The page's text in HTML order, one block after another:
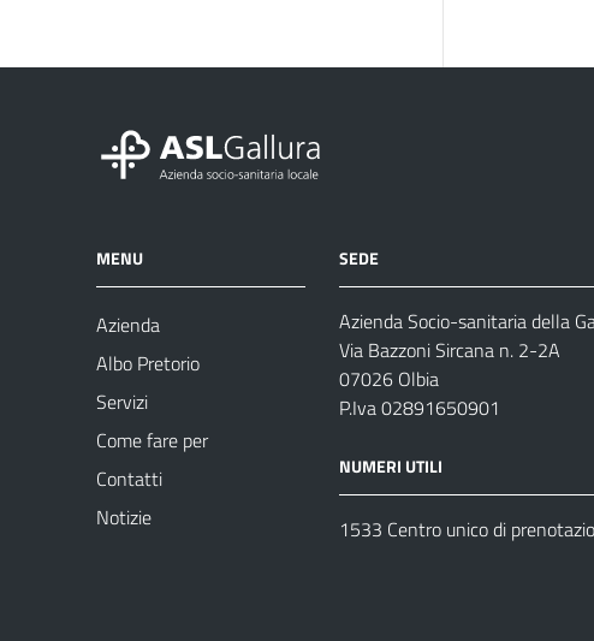
MENU
Azienda
Albo Pretorio
Servizi
Come fare per
Contatti
Notizie
SEDE
Azienda Socio-sanitaria della
Via Bazzoni Sircana n. 2-2A
07026 Olbia
P.Iva 02891650901
NUMERI UTILI
1533 Centro unico di